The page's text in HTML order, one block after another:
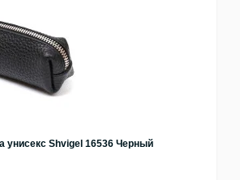
унисекс Shvigel 16536 Черный